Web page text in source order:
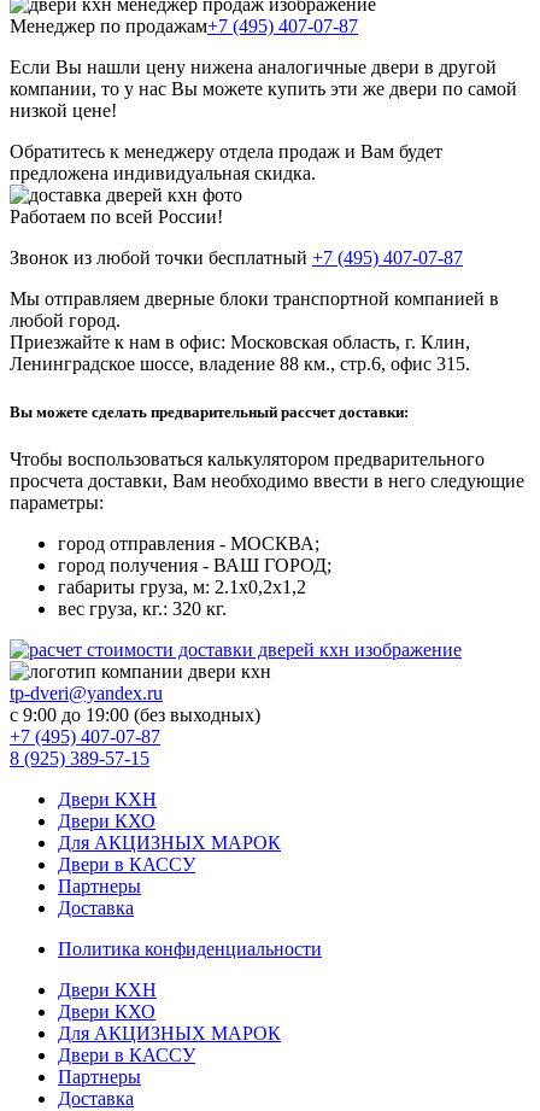
Менеджер по продажам+7 (495) 407-07-87
Если Вы нашли цену нижена аналогичные двери в другой
компании, то у нас Вы можете купить эти же двери по самой
низкой цене!
Обратитесь к менеджеру отдела продаж и Вам будет
предложена индивидуальная скидка.
Работаем по всей России!
Звонок из любой точки бесплатный +7 (495) 407-07-87
Мы отправляем дверные блоки транспортной компанией в
любой город.
Приезжайте к нам в офис: Московская область, г. Клин,
Ленинградское шоссе, владение 88 км., стр.6, офис 315.
Вы можете сделать предварительный рассчет доставки:
Чтобы воспользоваться калькулятором предварительного
просчета доставки, Вам необходимо ввести в него следующие
параметры:
город отправления - МОСКВА;
город получения - ВАШ ГОРОД;
габариты груза, м: 2.1х0,2х1,2
вес груза, кг.: 320 кг.
tp-dveri@yandex.ru
с 9:00 до 19:00 (без выходных)
+7 (495) 407-07-87
8 (925) 389-57-15
Двери КХН
Двери КХО
Для АКЦИЗНЫХ МАРОК
Двери в КАССУ
Партнеры
Доставка
Политика конфиденциальности
Двери КХН
Двери КХО
Для АКЦИЗНЫХ МАРОК
Двери в КАССУ
Партнеры
Доставка